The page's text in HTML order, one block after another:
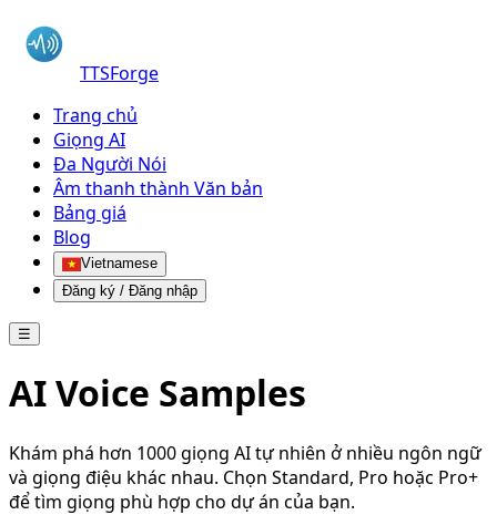
TTSForge
Trang chủ
Giọng AI
Đa Người Nói
Âm thanh thành Văn bản
Bảng giá
Blog
Vietnamese
Đăng ký / Đăng nhập
☰
AI Voice Samples
Khám phá hơn 1000 giọng AI tự nhiên ở nhiều ngôn ngữ
và giọng điệu khác nhau. Chọn Standard, Pro hoặc Pro+
để tìm giọng phù hợp cho dự án của bạn.